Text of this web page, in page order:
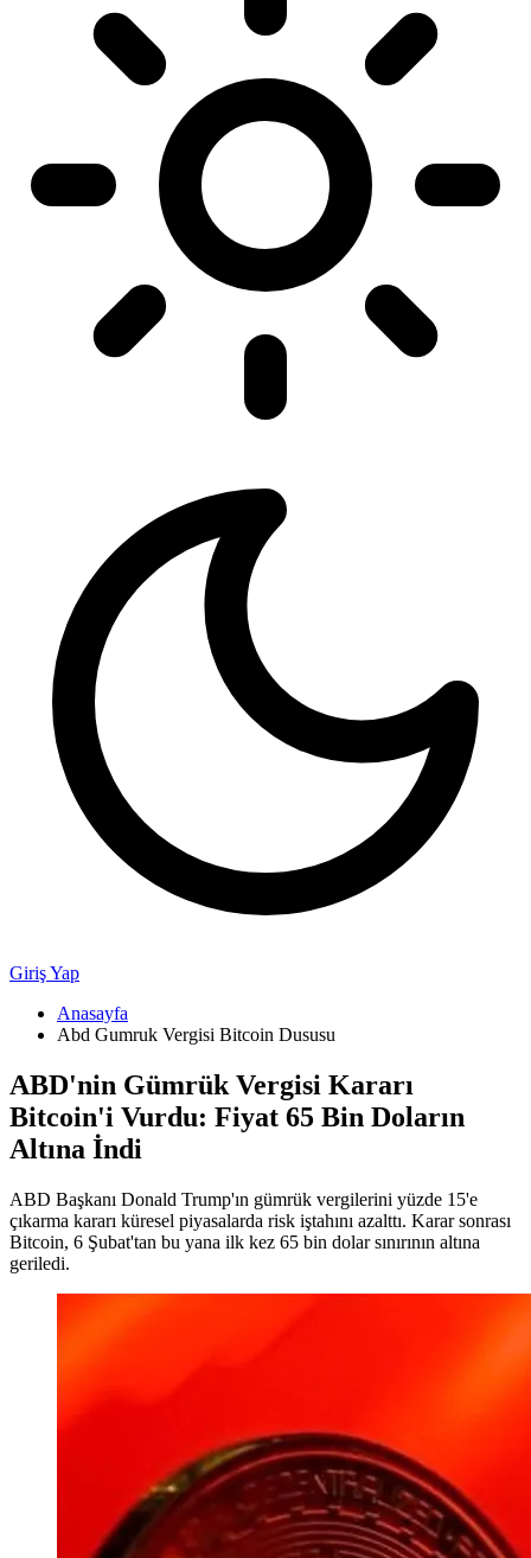
Giriş Yap
Anasayfa
Abd Gumruk Vergisi Bitcoin Dususu
ABD'nin Gümrük Vergisi Kararı
Bitcoin'i Vurdu: Fiyat 65 Bin Doların
Altına İndi
ABD Başkanı Donald Trump'ın gümrük vergilerini yüzde 15'e
çıkarma kararı küresel piyasalarda risk iştahını azalttı. Karar sonrası
Bitcoin, 6 Şubat'tan bu yana ilk kez 65 bin dolar sınırının altına
geriledi.